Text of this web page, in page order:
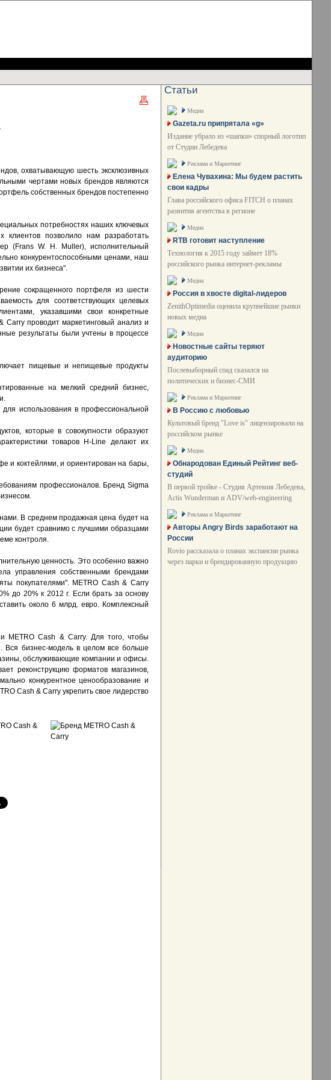
охватывающую шесть эксклюзивных
чертами новых брендов являются
собственных брендов постепенно
потребностях наших ключевых
позволило нам разработать
(Frans W. H. Muller), исполнительный
конкурентоспособными ценами, наш
их бизнеса".
сокращенного портфеля из шести
для соответствующих целевых
указавшими свои конкретные
Carry проводит маркетинговый анализ и
результаты были учтены в процессе
пищевые и непищевые продукты
на мелкий средний бизнес,
использования в профессиональной
которые в совокупности образуют
товаров H-Line делают их
и коктейлями, и ориентирован на бары,
профессионалов. Бренд Sigma
В среднем продажная цена будет на
будет сравнимо с лучшими образцами
контроля.
ценность. Это особенно важно
управления собственными брендами
покупателями". METRO Cash & Carry
до 20% к 2012 г. Если брать за основу
около 6 млрд. евро. Комплексный
METRO Cash & Carry. Для того, чтобы
Вся бизнес-модель в целом все больше
обслуживающие компании и офисы.
реконструкцию форматов магазинов,
конкурентное ценообразование и
Cash & Carry укрепить свое лидерство
Статьи
Медиа
Gazeta.ru припрятала «g»
Издание убрало из «шапки» спорный логотип
от Студии Лебедева
Реклама и Маркетинг
Елена Чувахина: Мы будем растить
свои кадры
Глава российского офиса FITCH о планах
развития агентства в регионе
Медиа
RTB готовит наступление
Технология к 2015 году займет 18%
российского рынка интернет-рекламы
Медиа
Россия в хвосте digital-лидеров
ZenithOptimedia оценила крупнейшие рынки
новых медиа
Медиа
Новостные сайты теряют
аудиторию
Послевыборный спад сказался на
политических и бизнес-СМИ
Реклама и Маркетинг
В Россию с любовью
Культовый бренд "Love is" лицензировали на
российском рынке
Медиа
Обнародован Единый Рейтинг веб-
студий
В первой тройке - Студия Артемия Лебедева,
Actis Wunderman и ADV/web-engineering
Реклама и Маркетинг
Авторы Angry Birds заработают на
России
Rovio рассказала о планах экспансии рынка
через парки и брендированную продукцию